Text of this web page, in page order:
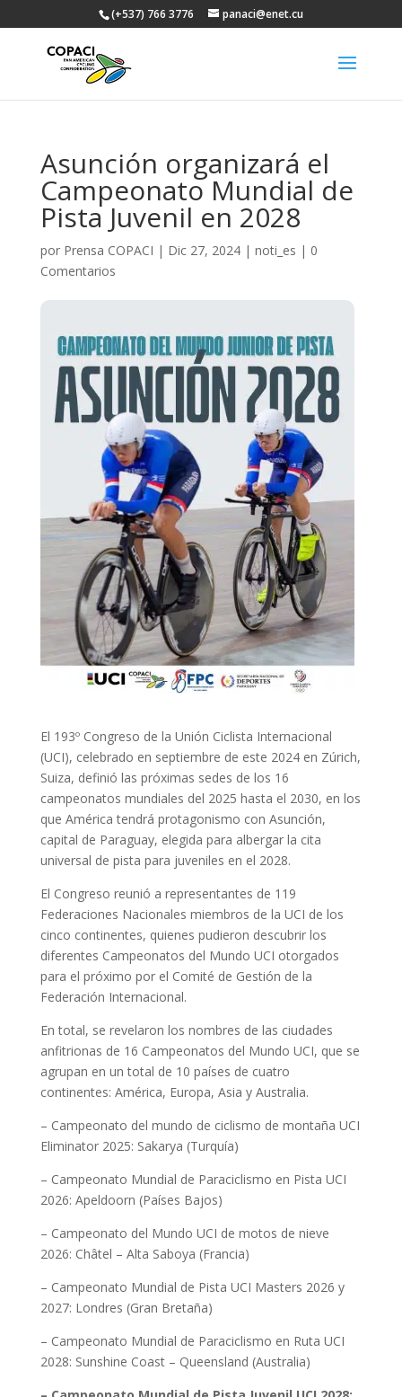
(+537) 766 3776 panaci@enet.cu
Asunción organizará el
Campeonato Mundial de
Pista Juvenil en 2028
por Prensa COPACI | Dic 27, 2024| noti_es | 0
Comentarios
El 193º Congreso de la Unión Ciclista Internacional
(UCI), celebrado en septiembre de este 2024 en Zúrich,
Suiza, definió las próximas sedes de los 16
campeonatos mundiales del 2025 hasta el 2030, en los
que América tendrá protagonismo con Asunción,
capital de Paraguay, elegida para albergar la cita
universal de pista para juveniles en el 2028.
El Congreso reunió a representantes de 119
Federaciones Nacionales miembros de la UCI de los
cinco continentes, quienes pudieron descubrir los
diferentes Campeonatos del Mundo UCI otorgados
para el próximo por el Comité de Gestión de la
Federación Internacional.
En total, se revelaron los nombres de las ciudades
anfitrionas de 16 Campeonatos del Mundo UCI, que se
agrupan en un total de 10 países de cuatro
continentes: América, Europa, Asia y Australia.
– Campeonato del mundo de ciclismo de montaña UCI
Eliminator 2025: Sakarya (Turquía)
– Campeonato Mundial de Paraciclismo en Pista UCI
2026: Apeldoorn (Países Bajos)
– Campeonato del Mundo UCI de motos de nieve
2026: Châtel – Alta Saboya (Francia)
– Campeonato Mundial de Pista UCI Masters 2026 y
2027: Londres (Gran Bretaña)
– Campeonato Mundial de Paraciclismo en Ruta UCI
2028: Sunshine Coast – Queensland (Australia)